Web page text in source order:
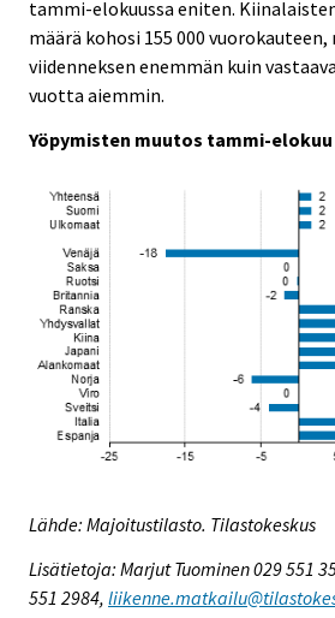
tammi-elokuussa eniten.
määrä kohosi 155 000
viidenneksen enemmän kuin
vuotta aiemmin.
Yöpymisten muutos tammi-elokuu
Lähde: Majoitustilasto. Tilastokeskus
Lisätietoja: Marjut Tuominen 029 551
551 2984,